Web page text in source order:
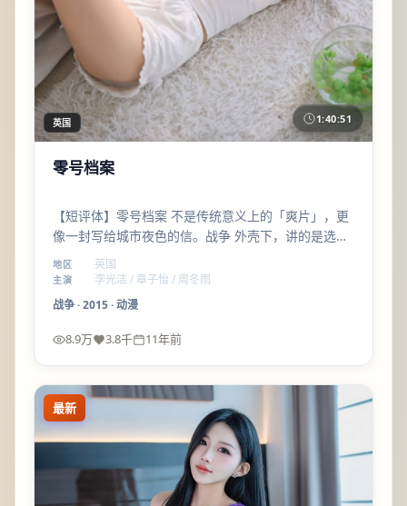
英国 1:40:51
零号档案
【短评体】零号档案 不是传统意义上的「爽片」，更
像一封写给城市夜色的信。战争 外壳下，讲的是选择
与代价；刁亦男 的调度让群戏也不乱。
地区 英国
主演
李光洁 / 章子怡 / 周冬雨
战争·2015·动漫
8.9万 3.8千 11年前
最新